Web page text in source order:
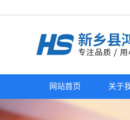
网站首页 关于